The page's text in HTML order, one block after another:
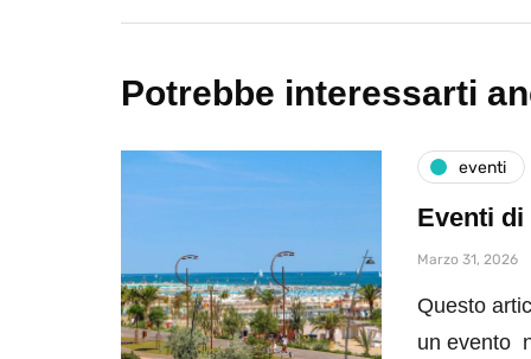
Potrebbe interessarti
eventi
Eventi di
Marzo 31, 2026
Questo
un evento